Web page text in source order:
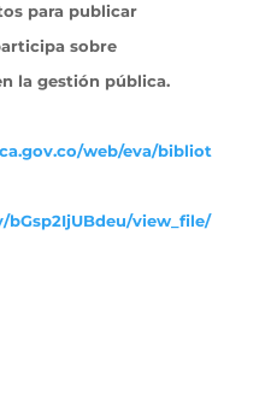
para publicar
sobre
la gestión pública.
web/eva/bibliot
view_file/